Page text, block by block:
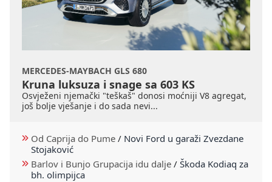
MERCEDES-MAYBACH GLS 680
Kruna luksuza i snage sa 603 KS
Osvježeni njemački "teškaš" donosi moćniji V8 agregat,
još bolje vješanje i do sada nevi...
Od Caprija do Pume / Novi Ford u garaži Zvezdane
Stojaković
Barlov i Bunjo Grupacija idu dalje / Škoda Kodiaq za
bh. olimpijca